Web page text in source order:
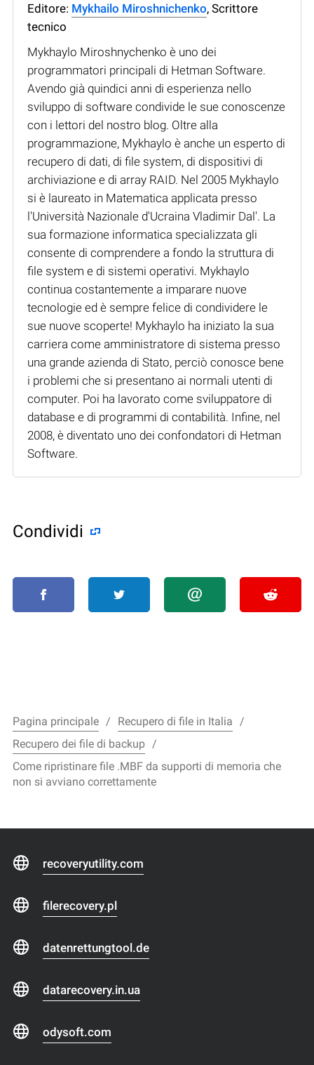
Editore: Mykhailo Miroshnichenko, Scrittore
tecnico
Mykhaylo Miroshnychenko è uno dei
programmatori principali di Hetman Software.
Avendo già quindici anni di esperienza nello
sviluppo di software condivide le sue conoscenze
con i lettori del nostro blog. Oltre alla
programmazione, Mykhaylo è anche un esperto di
recupero di dati, di file system, di dispositivi di
archiviazione e di array RAID. Nel 2005 Mykhaylo
si è laureato in Matematica applicata presso
l'Università Nazionale d'Ucraina Vladimir Dal'. La
sua formazione informatica specializzata gli
consente di comprendere a fondo la struttura di
file system e di sistemi operativi. Mykhaylo
continua costantemente a imparare nuove
tecnologie ed è sempre felice di condividere le
sue nuove scoperte! Mykhaylo ha iniziato la sua
carriera come amministratore di sistema presso
una grande azienda di Stato, perciò conosce bene
i problemi che si presentano ai normali utenti di
computer. Poi ha lavorato come sviluppatore di
database e di programmi di contabilità. Infine, nel
2008, è diventato uno dei confondatori di Hetman
Software.
Condividi
Pagina principale
Recupero di file in Italia
Recupero dei file di backup
Come ripristinare file .MBF da supporti di memoria che
non si avviano correttamente
recoveryutility.com
filerecovery.pl
datenrettungtool.de
datarecovery.in.ua
odysoft.com